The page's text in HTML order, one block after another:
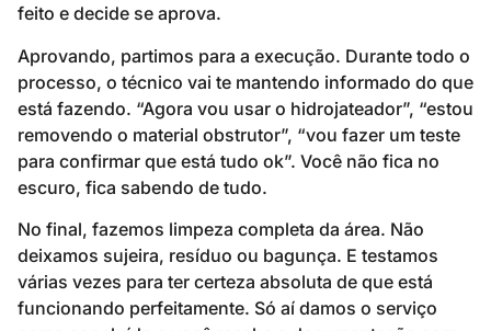
feito e decide se aprova.
Aprovando, partimos para a execução. Durante todo o
processo, o técnico vai te mantendo informado do que
está fazendo. “Agora vou usar o hidrojateador”, “estou
removendo o material obstrutor”, “vou fazer um teste
para confirmar que está tudo ok”. Você não fica no
escuro, fica sabendo de tudo.
No final, fazemos limpeza completa da área. Não
deixamos sujeira, resíduo ou bagunça. E testamos
várias vezes para ter certeza absoluta de que está
funcionando perfeitamente. Só aí damos o serviço